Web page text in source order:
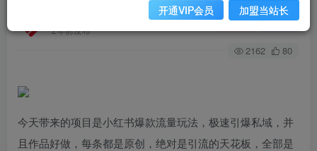
2年前发布
关注 私信
2162 80
今天带来的项目是小红书爆款流量玩法，极速引爆私域，并
且作品好做，每条都是原创，绝对是引流的天花板，全部是
开通VIP会员 加盟当站长